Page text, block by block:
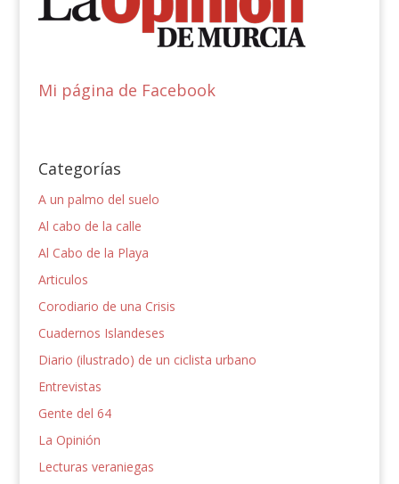
Mi página de Facebook
Categorías
A un palmo del suelo
Al cabo de la calle
Al Cabo de la Playa
Articulos
Corodiario de una Crisis
Cuadernos Islandeses
Diario (ilustrado) de un ciclista urbano
Entrevistas
Gente del 64
La Opinión
Lecturas veraniegas